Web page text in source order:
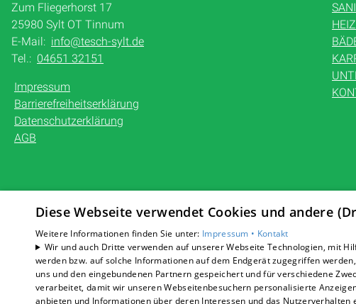
Zum Fliegerhorst 17
25980 Sylt OT Tinnum
E-Mail: info@tesch-sylt.de
Tel.: 04651 32151
Impressum
Barrierefreiheitserklärung
Datenschutzerklärung
AGB
Diese Webseite verwendet Cookies und andere
Weitere Informationen finden Sie unter: Impressum • Kontakt
Wir und auch Dritte verwenden auf unserer Webseite Technologien, mit
werden bzw. auf solche Informationen auf dem Endgerät zugegriffen
uns und den eingebundenen Partnern gespeichert und für verschiedene
verarbeitet, damit wir unseren Webseitenbesuchern personalisierte
anbieten und Informationen über deren Interessen und das